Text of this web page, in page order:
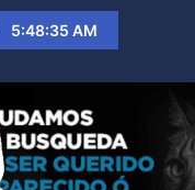
5:48:36 AM